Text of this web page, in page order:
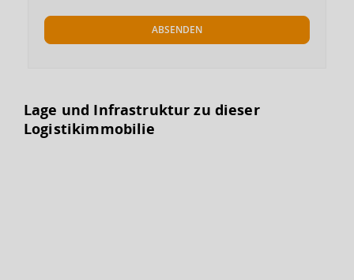
ABSENDEN
Lage und Infrastruktur zu dieser
Logistikimmobilie